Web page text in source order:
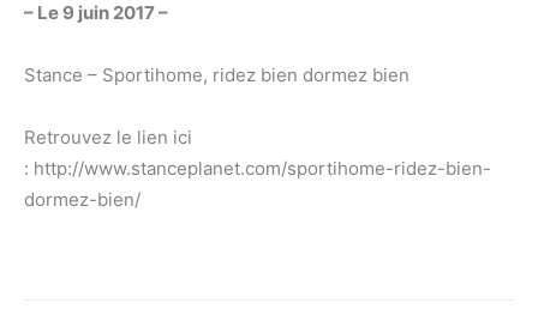
– Le 9 juin 2017 –
Stance – Sportihome, ridez bien dormez bien
Retrouvez le lien ici
: http://www.stanceplanet.com/sportihome-ridez-bien-
dormez-bien/